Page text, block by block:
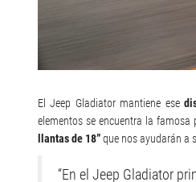
El Jeep Gladiator mantiene ese
elementos se encuentra la
llantas de 18”que nos ayudarán a
“En el Jeep Gladiator